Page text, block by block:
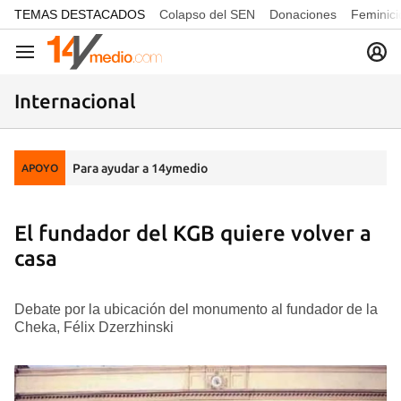
common.go-to-content
TEMAS DESTACADOS Colapso del SEN Donaciones
Navegación
Internacional
APOYO Para ayudar a 14ymedio
El fundador del KGB quiere volver a
casa
Debate por la ubicación del monumento al fundador de la
Cheka, Félix Dzerzhinski